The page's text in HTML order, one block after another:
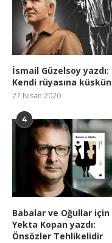
İsmail Güzelsoy yazdı:
Kendi rüyasına küskün
27 Nisan 2020
4
Babalar ve Oğullar için
Yekta Kopan yazdı:
Önsözler Tehlikelidir